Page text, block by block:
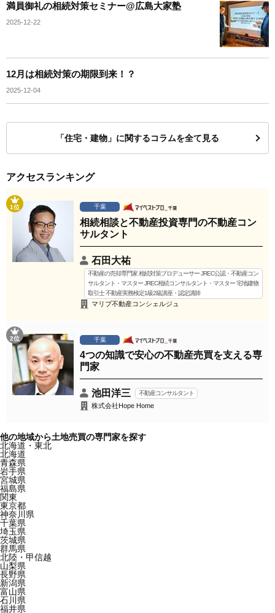
満員御礼の相続対策セミナー@広島大家塾
2025-12-22
12月は相続対策の期限到来！？
2025-12-04
「住宅・建物」に関するコラムを全て見る
アクセスランキング
1位 千葉
相続相談と不動産投資専門の不動産コン
サルタント
石田大祐
不動産の売却専門家 相続対策プロデューサー JREC公認・不動産コン
サルタント・マスター JREC相続コンサルタント・マスター 宅地建物
取引士 不動産実務検定1級2級講座・認定講師
マリブ不動産コンシェルジュ
2位 千葉
4つの知識で安心の不動産売買を支える専
門家
池田洋三 不動産コンサルタント
株式会社Hope Home
他の地域から土地売買の専門家を探す
北海道・東北
北海道
青森県
岩手県
宮城県
福島県
関東
東京都
神奈川県
千葉県
埼玉県
茨城県
群馬県
北陸・甲信越
山梨県
長野県
新潟県
富山県
石川県
福井県